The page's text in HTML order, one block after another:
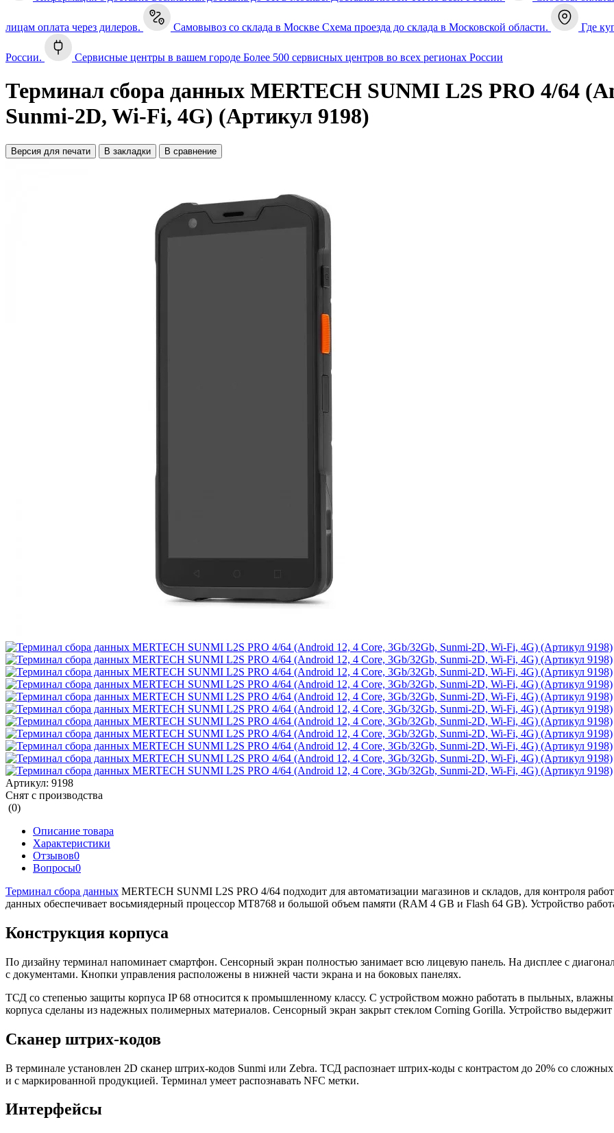
лицам оплата через дилеров. Самовывоз со склада в Москве Схема проезда до склада в Московской области. Где
России. Сервисные центры в вашем городе Более 500 сервисных центров во всех регионах России
Терминал сбора данных MERTECH SUNMI L2S PRO 4/64
Sunmi-2D, Wi-Fi, 4G) (Артикул 9198)
Версия для печати В закладки В сравнение
Артикул: 9198
Снят с производства
(0)
Описание товара
Характеристики
Отзывов0
Вопросы0
Терминал сбора данных MERTECH SUNMI L2S PRO 4/64 подходит для автоматизации магазинов и складов, для контроля
данных обеспечивает восьмиядерный процессор MT8768 и большой объем памяти (RAM 4 GB и Flash 64 GB). Устройство
Конструкция корпуса
По дизайну терминал напоминает смартфон. Сенсорный экран полностью занимает всю лицевую панель. На дисплее с
с документами. Кнопки управления расположены в нижней части экрана и на боковых панелях.
ТСД со степенью защиты корпуса IP 68 относится к промышленному классу. С устройством можно работать в пыльных,
корпуса сделаны из надежных полимерных материалов. Сенсорный экран закрыт стеклом Corning Gorilla. Устройство
Сканер штрих-кодов
В терминале установлен 2D сканер штрих-кодов Sunmi или Zebra. ТСД распознает штрих-коды с контрастом до 20% со
и с маркированной продукцией. Терминал умеет распознавать NFC метки.
Интерфейсы